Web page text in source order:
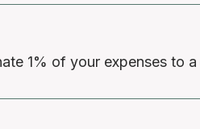
1% of your expenses to